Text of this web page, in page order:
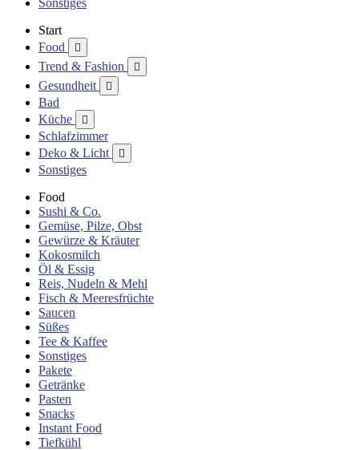
Sonstiges
Start
Food

Trend & Fashion 
Gesundheit 
Bad
Küche

Schlafzimmer
Deko & Licht

Sonstiges
Food
Sushi & Co.
Gemüse, Pilze, Obst
Gewürze & Kräuter
Kokosmilch
Öl & Essig
Reis, Nudeln & Mehl
Fisch & Meeresfrüchte
Saucen
Süßes
Tee & Kaffee
Sonstiges
Pakete
Getränke
Pasten
Snacks
Instant Food
Tiefkühl